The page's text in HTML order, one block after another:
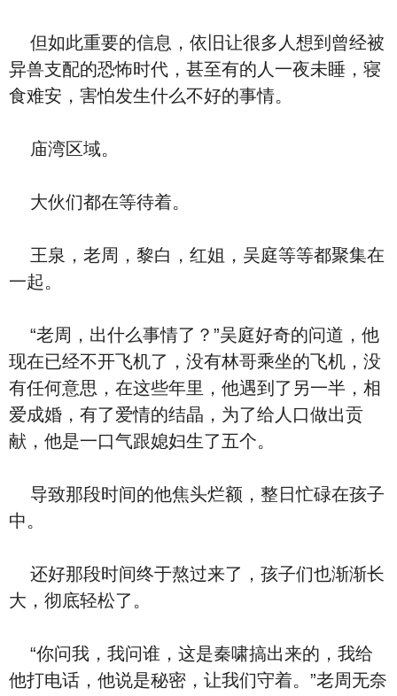
但如此重要的信息，依旧让很多人想到曾经被
异兽支配的恐怖时代，甚至有的人一夜未睡，寝
食难安，害怕发生什么不好的事情。
庙湾区域。
大伙们都在等待着。
王泉，老周，黎白，红姐，吴庭等等都聚集在
一起。
“老周，出什么事情了？”吴庭好奇的问道，他
现在已经不开飞机了，没有林哥乘坐的飞机，没
有任何意思，在这些年里，他遇到了另一半，相
爱成婚，有了爱情的结晶，为了给人口做出贡
献，他是一口气跟媳妇生了五个。
导致那段时间的他焦头烂额，整日忙碌在孩子
中。
还好那段时间终于熬过来了，孩子们也渐渐长
大，彻底轻松了。
“你问我，我问谁，这是秦啸搞出来的，我给
他打电话，他说是秘密，让我们守着。”老周无奈